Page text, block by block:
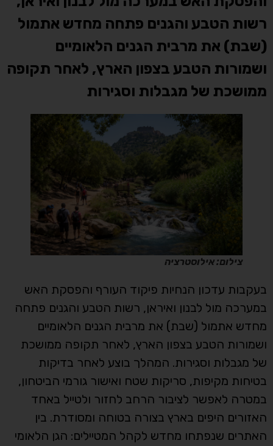
רשות הטבע והגנים פתחה מחדש אתמול
(שבת) את מרבית הגנים הלאומיים
ושמורות הטבע בצפון הארץ, לאחר תקופה
ממושכת של מגבלות וסגירות
צילום: אילוסטרציה
בעקבות עדכון הנחיות פיקוד העורף והפסקת האש
במערכה מול לבנון ואיראן, רשות הטבע והגנים פתחה
מחדש אתמול (שבת) את מרבית הגנים הלאומיים
ושמורות הטבע בצפון הארץ, לאחר תקופה ממושכת
של מגבלות וסגירות. המהלך בוצע לאחר בדיקות
בטיחות מקיפות, סריקות שטח ואישור גורמי הביטחון,
במטרה לאפשר לציבור הרחב לחזור ולטייל באחד
האזורים היפים בארץ בצורה בטוחה ומסודרת. בין
האתרים שנפתחו מחדש לקהל המטיילים: הגן הלאומי